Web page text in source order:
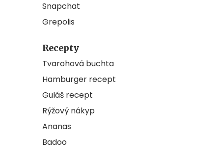
Snapchat
Grepolis
Recepty
Tvarohová buchta
Hamburger recept
Guláš recept
Rýžový nákyp
Ananas
Badoo